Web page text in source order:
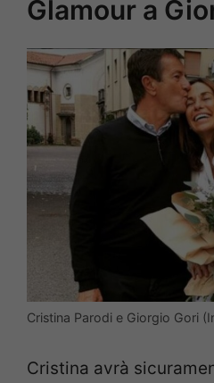
Glamour a
Cristina Parodi e Giorgio Gori
Cristina avrà